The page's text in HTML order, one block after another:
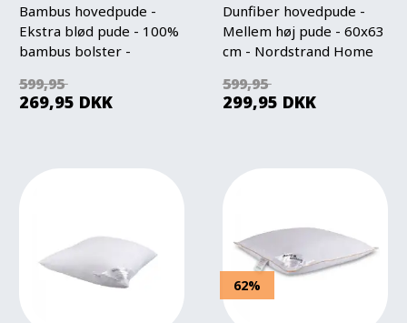
Bambus hovedpude -
Ekstra blød pude - 100%
bambus bolster -
599,95
269,95 DKK
Dunfiber hovedpude -
Mellem høj pude - 60x63
cm - Nordstrand Home
599,95
299,95 DKK
62%